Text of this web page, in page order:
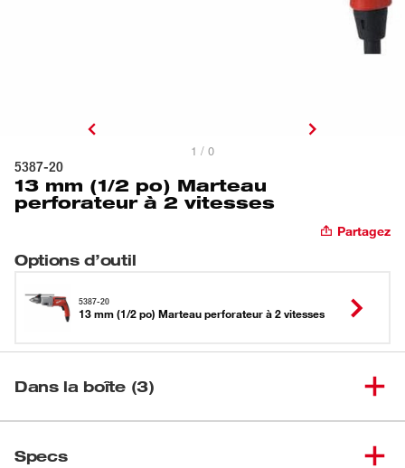
1 / 0
5387-20
13 mm (1/2 po) Marteau
perforateur à 2 vitesses
Partagez
Options d’outil
5387-20
13 mm (1/2 po) Marteau perforateur à 2 vitesses
Dans la boîte (3)
Specs